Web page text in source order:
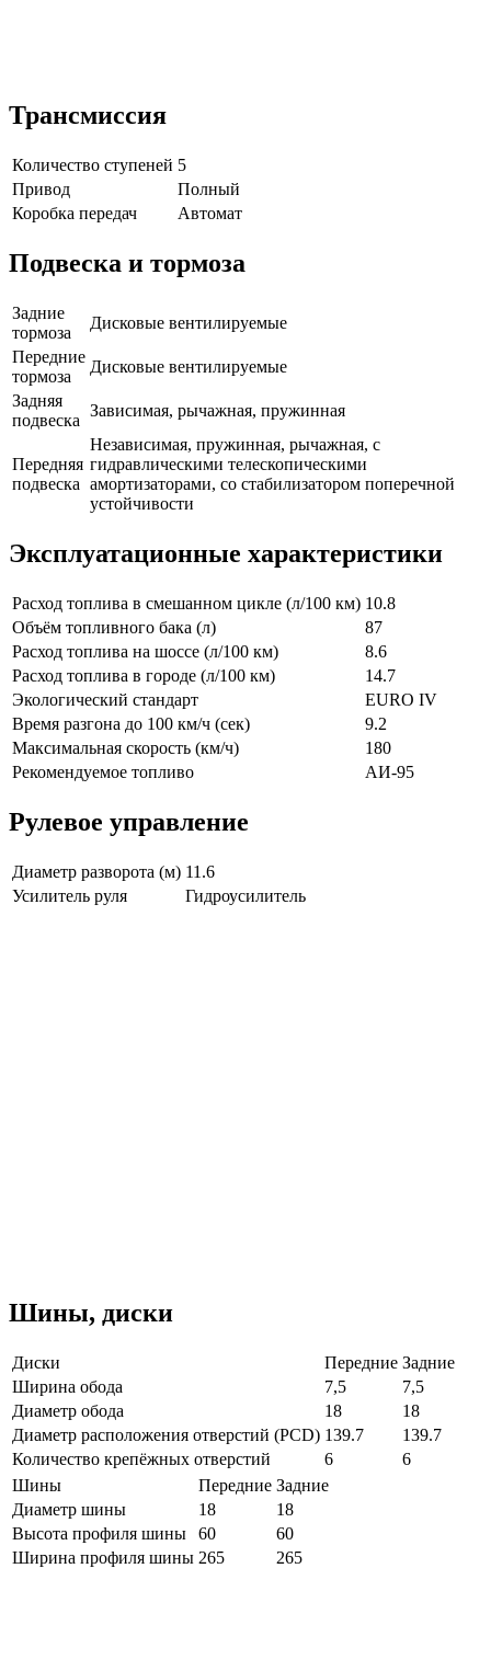
Трансмиссия
Количество ступеней 5
Привод
Полный
Коробка передач
Автомат
Подвеска и тормоза
Задние
тормоза
Дисковые вентилируемые
Передние
тормоза
Дисковые вентилируемые
Задняя
подвеска
Зависимая, рычажная, пружинная
Передняя
подвеска
Независимая, пружинная, рычажная, с
гидравлическими телескопическими
амортизаторами, со стабилизатором поперечной
устойчивости
Эксплуатационные характеристики
Расход топлива в смешанном цикле (л/100 км) 10.8
Объём топливного бака (л)
87
Расход топлива на шоссе (л/100 км)
8.6
Расход топлива в городе (л/100 км)
14.7
Экологический стандарт
EURO IV
Время разгона до 100 км/ч (сек)
9.2
Максимальная скорость (км/ч)
180
Рекомендуемое топливо
АИ-95
Рулевое управление
Диаметр разворота (м) 11.6
Усилитель руля
Гидроусилитель
Шины, диски
Диски Передние Задние
Ширина обода
7,5
7,5
Диаметр обода
18
18
Диаметр расположения отверстий (PCD) 139.7
139.7
Количество крепёжных отверстий
6
6
Шины
Передние Задние
Диаметр шины
18
18
Высота профиля шины
60
60
Ширина профиля шины 265 265